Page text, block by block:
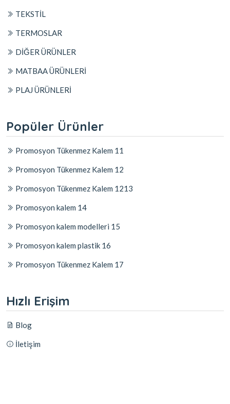
TEKSTİL
TERMOSLAR
DİĞER ÜRÜNLER
MATBAA ÜRÜNLERİ
PLAJ ÜRÜNLERİ
Popüler Ürünler
Promosyon Tükenmez Kalem 11
Promosyon Tükenmez Kalem 12
Promosyon Tükenmez Kalem 1213
Promosyon kalem 14
Promosyon kalem modelleri 15
Promosyon kalem plastik 16
Promosyon Tükenmez Kalem 17
Hızlı Erişim
Blog
İletişim